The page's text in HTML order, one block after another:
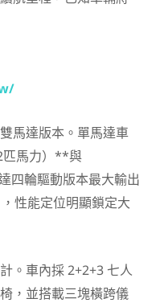
馬達版本。單馬達車
匹馬力）**與
四輪驅動版本最大輸出
性能定位明顯鎖定大
。車內採 2+2+3 七人
，並搭載三塊橫跨儀